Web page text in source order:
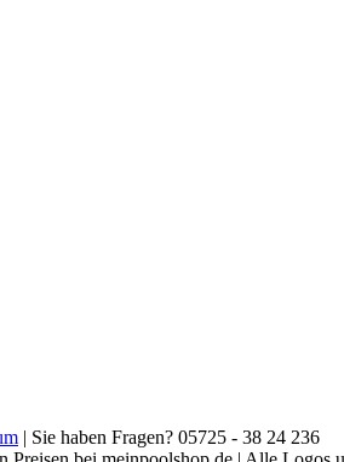
| Sie haben Fragen? 05725 - 38 24 236